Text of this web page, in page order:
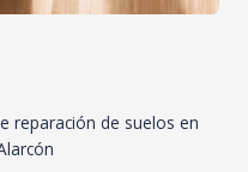
reparación de suelos en